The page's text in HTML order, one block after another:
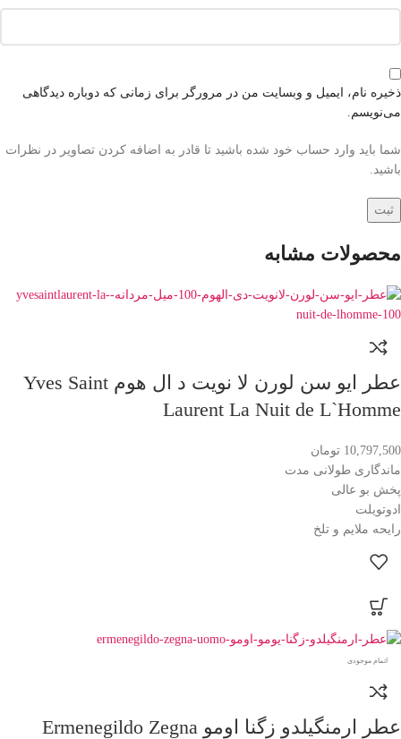
ذخیره نام، ایمیل و وبسایت من در مرورگر برای زمانی که دوباره دیدگاهی
می‌نویسم.
شما باید وارد حساب خود شده باشید تا قادر به اضافه کردن تصاویر در نظرات
باشید.
محصولات مشابه
عطر ایو سن لورن لا نویت د ال هوم Yves Saint
Laurent La Nuit de L`Homme
10,797,500 تومان
ماندگاری طولانی مدت
پخش بو عالی
ادوتویلت
رایحه ملایم و تلخ
اتمام موجودی
عطر ارمنگیلدو زگنا اومو Ermenegildo Zegna